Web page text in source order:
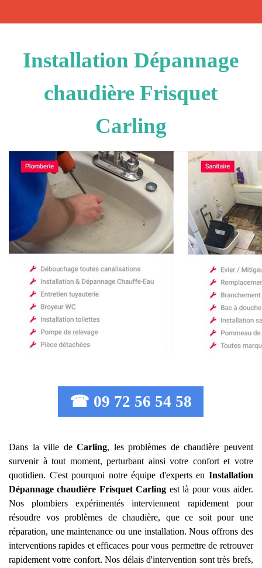
Installation Dépannage
chaudière Frisquet
Carling
☎ 09 72 56 54 58
Dans la ville deCarling, les problèmes de chaudière peuvent
survenir à tout moment, perturbant ainsi votre confort et votre
quotidien. C'est pourquoi notre équipe d'experts en Installation
Dépannage chaudière Frisquet Carling est là pour vous aider.
Nos plombiers expérimentés interviennent rapidement pour
résoudre vos problèmes de chaudière, que ce soit pour une
réparation, une maintenance ou une installation. Nous offrons des
interventions rapides et efficaces pour vous permettre de retrouver
rapidement votre confort. Nos délais d'intervention sont très brefs,